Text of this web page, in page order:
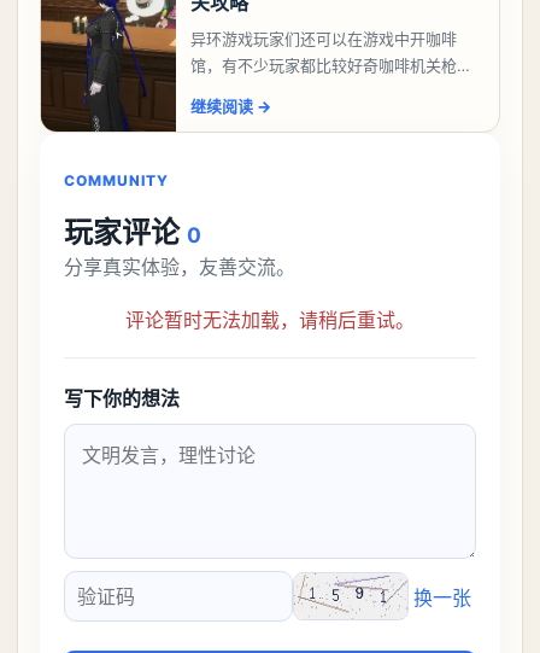
异环游戏玩家们还可以在游戏中开咖啡
馆，有不少玩家都比较好奇咖啡机关枪应
机关枪攻略。异环咖啡机关枪怎么过一、
继续阅读 →
COMMUNITY
玩家评论 0
分享真实体验，友善交流。
评论暂时无法加载，请稍后重试。
写下你的想法
验证码
换一张